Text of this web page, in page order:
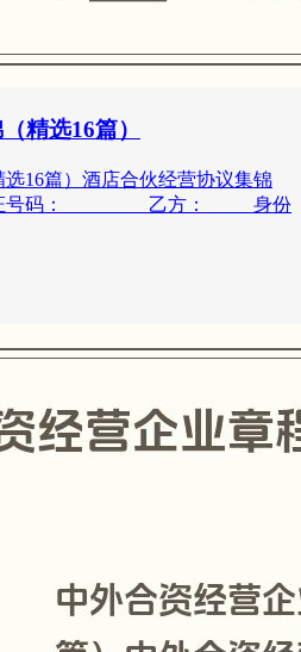
精选16篇）
16篇）酒店合伙经营协议集锦
码：_____ 乙方：_____身份